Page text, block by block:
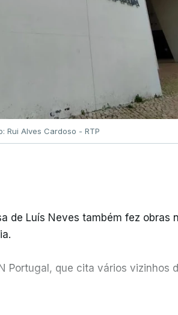
Rui Alves Cardoso - RTP
de Luís Neves também fez obras
Portugal, que cita vários vizinhos